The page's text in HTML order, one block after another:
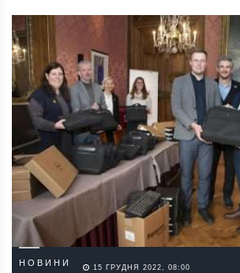
НОВИНИ 15 ГРУДНЯ 2022, 08:00